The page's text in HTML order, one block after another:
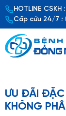
HOTLINE CSKH :
Cấp cứu 24/7 :
ƯU ĐÃI ĐẶC
KHÔNG